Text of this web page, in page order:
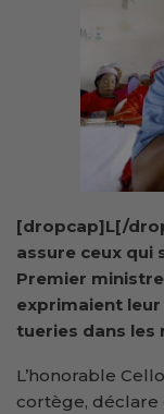
[dropcap]L[/
assure ceux qui
Premier
exprimaient
tueries dans les
L’honorable
cortège, déclare